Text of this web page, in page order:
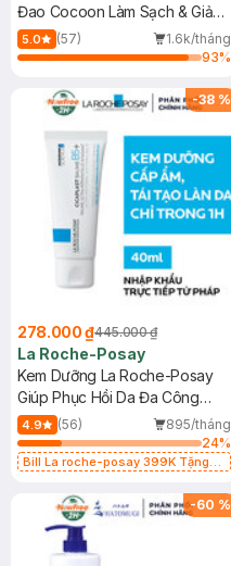
Đao Cocoon Làm Sạch & Giảm
Dầu 500ml
5.0 (57)
1.6k/tháng
93%
-38 %
278.000 ₫445.000 ₫
La Roche-Posay
Kem Dưỡng La Roche-Posay
Giúp Phục Hồi Da Đa Công
Dụng 40ml
4.9 (56)
895/tháng
24%
Bill La roche-posay 399K Tặng
(SL có hạn)
-60 %